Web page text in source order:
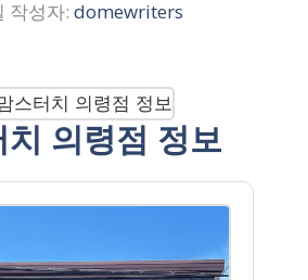
작성자: domewriters
치 의령점 정보